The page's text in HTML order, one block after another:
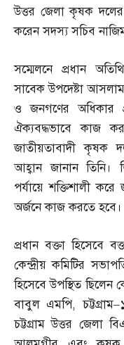
উত্তর জেলা কৃষক
করেন সদস্য সচিব নাজিম
সম্মেলনে প্রধান
সাবেক উপদেষ্টা
ও জনগণের অধিকার
ঐক্যবদ্ধভাবে কাজ
জাতীয়তাবাদী কৃষক
আহ্বান জানান
পর্যায়ে শক্তিশালী
অর্জনে কাজ করতে হবে।
প্রধান বক্তা হিসেবে
কেন্দ্রীয় কমিটির
হিসেবে উপস্থিত ছিলেন
বাবুল এমপি,চট্টগ্রাম–
চট্টগ্রাম উত্তর জেলা